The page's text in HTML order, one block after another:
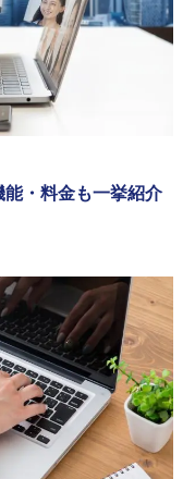
・料金も一挙紹介